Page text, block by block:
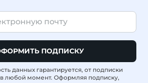
ПОДПИСКУ
данных гарантируется, от подписки
в любой момент. Оформляя подписку,